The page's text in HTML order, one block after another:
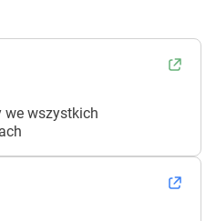
we wszystkich